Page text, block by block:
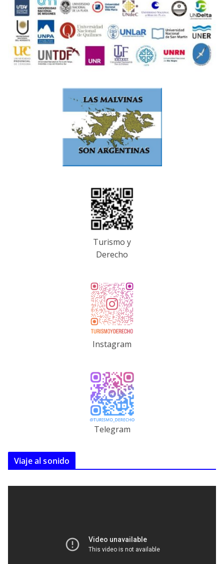
Turismo y
Derecho
Instagram
Telegram
Viaje al sonido